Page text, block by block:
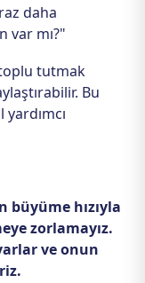
daha
var mı?"
toplu tutmak
Bu
büyüme hızıyla
zorlamayız.
ve onun